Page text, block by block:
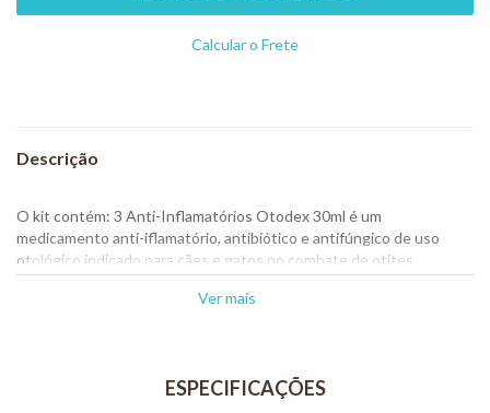
Calcular o Frete
Não sei meu CEP
O kit contém: 3 Anti-Inflamatórios Otodex 30ml é um
medicamento anti-iflamatório, antibiótico e antifúngico de uso
otológico indicado para cães e gatos no combate de otites
causadas por bactérias e fungos.
Betametasona- Potente ação anti-inflamatória proporcionando
maior conforto ao animal por diminuir a dor provocada pela
Ver mais